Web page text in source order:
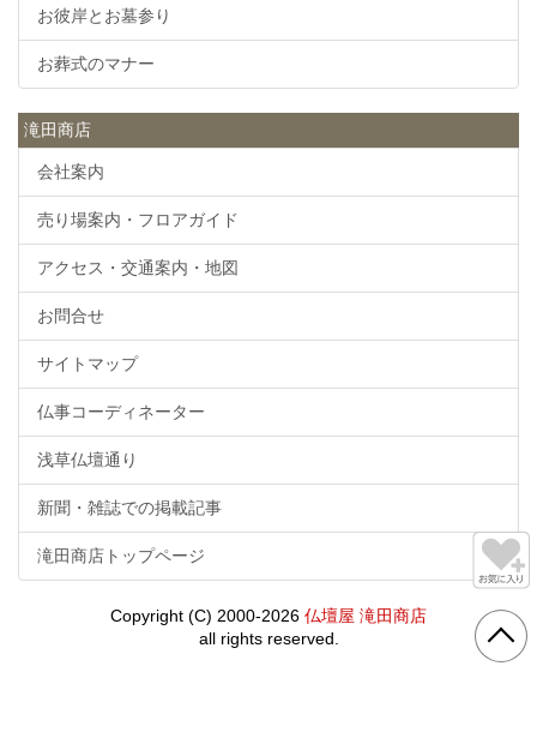
お彼岸とお墓参り
お葬式のマナー
滝田商店
会社案内
売り場案内・フロアガイド
アクセス・交通案内・地図
お問合せ
サイトマップ
仏事コーディネーター
浅草仏壇通り
新聞・雑誌での掲載記事
滝田商店トップページ
Copyright (C) 2000-2026 仏壇屋 滝田商店
all rights reserved.